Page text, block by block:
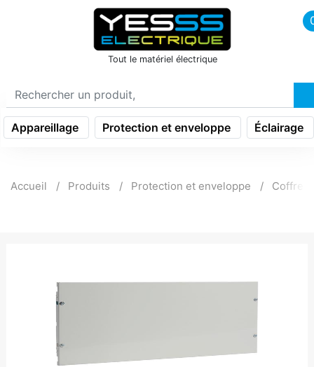
icon menu burger
Tout le matériel électrique
Appareillage Protection et enveloppe Éclairage
Accueil Produits Protection et enveloppe Coffret